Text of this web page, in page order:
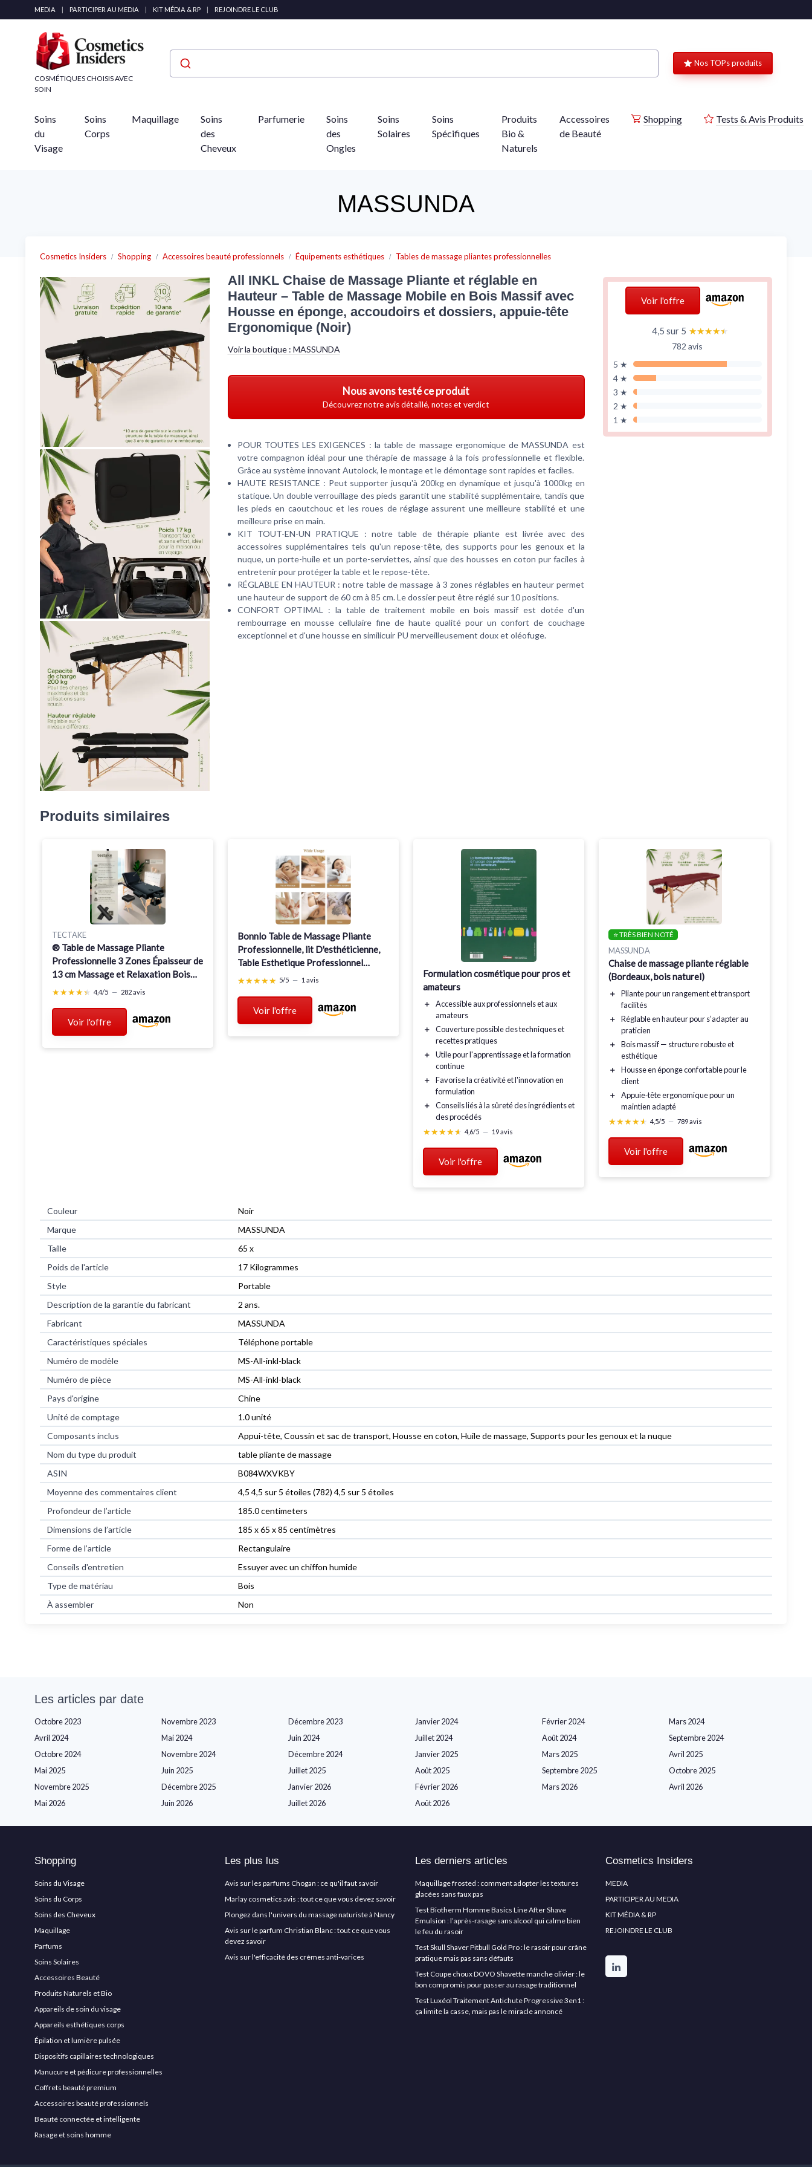
MEDIA | PARTICIPER AU MEDIA | KIT MÉDIA & RP | REJOINDRE LE CLUB
COSMÉTIQUES CHOISIS AVEC
SOIN
Nos TOPs produits
Soins
du
Visage
Soins
Corps
Maquillage
Soins
des
Cheveux
Parfumerie
Soins
des
Ongles
Soins
Solaires
Soins
Spécifiques
Produits
Bio &
Naturels
Accessoires
de Beauté
Shopping Tests & Avis Produits
MASSUNDA
Cosmetics Insiders Shopping Accessoires beauté professionnels Équipements esthétiques Tables de massage pliantes professionnelles
Voir l'offre
4,5 sur 5 ★★★★★
★★★★★
782 avis
5 ★
4 ★
3 ★
2 ★
1 ★
All INKL Chaise de Massage Pliante et réglable en
Hauteur – Table de Massage Mobile en Bois Massif avec
Housse en éponge, accoudoirs et dossiers, appuie-tête
Ergonomique (Noir)
Voir la boutique : MASSUNDA
Nous avons testé ce produit
Découvrez notre avis détaillé, notes et verdict
POUR TOUTES LES EXIGENCES : la table de massage ergonomique de MASSUNDA est
votre compagnon idéal pour une thérapie de massage à la fois professionnelle et flexible.
Grâce au système innovant Autolock, le montage et le démontage sont rapides et faciles.
HAUTE RESISTANCE : Peut supporter jusqu'à 200kg en dynamique et jusqu'à 1000kg en
statique. Un double verrouillage des pieds garantit une stabilité supplémentaire, tandis que
les pieds en caoutchouc et les roues de réglage assurent une meilleure stabilité et une
meilleure prise en main.
KIT TOUT-EN-UN PRATIQUE : notre table de thérapie pliante est livrée avec des
accessoires supplémentaires tels qu'un repose-tête, des supports pour les genoux et la
nuque, un porte-huile et un porte-serviettes, ainsi que des housses en coton pur faciles à
entretenir pour protéger la table et le repose-tête.
RÉGLABLE EN HAUTEUR : notre table de massage à 3 zones réglables en hauteur permet
une hauteur de support de 60 cm à 85 cm. Le dossier peut être réglé sur 10 positions.
CONFORT OPTIMAL : la table de traitement mobile en bois massif est dotée d'un
rembourrage en mousse cellulaire fine de haute qualité pour un confort de couchage
exceptionnel et d'une housse en similicuir PU merveilleusement doux et oléofuge.
Produits similaires
TECTAKE
® Table de Massage Pliante
Professionnelle 3 Zones Épaisseur de
13 cm Massage et Relaxation Bois
Table Esthetique Professionnel Lit de
- Noir Table avec rouleaux & tabouret
Noir
★★★★★
★★★★★ 4,4/5 — 282 avis
Voir l'offre
Bonnlo Table de Massage Pliante
Professionnelle, lit D'esthéticienne,
Table Esthetique Professionnel
Faciale Polyvalente pour équipement
(Blanc, Standard) Blanc Standard
★★★★★
★★★★★ 5/5 — 1 avis
Voir l'offre
Formulation cosmétique pour pros et
amateurs
＋ Accessible auxprofessionnelset aux
amateurs
＋
Couverture possible des techniques et
recettespratiques
＋
Utile pour l'apprentissageet la formation
continue
＋
Favorise lacréativitéet l'innovation en
formulation
＋
Conseils liés à la sûretédes ingrédients et
des procédés
★★★★★
★★★★★ 4,6/5 — 19 avis
Voir l'offre
⭐ TRÈS BIEN NOTÉ
MASSUNDA
Chaise de massage pliante réglable
(Bordeaux, bois naturel)
＋ Pliantepour un rangement et transport
facilités
＋
Réglable en hauteurpour s’adapter au
praticien
＋
Bois massif— structure robuste et
esthétique
＋
Housse en épongeconfortable pour le
client
＋
Appuie‑tête ergonomiquepour un
maintien adapté
★★★★★
★★★★★ 4,5/5 — 789 avis
Voir l'offre
Couleur
Noir
Marque
MASSUNDA
Taille
65 x
Poids de l'article
17 Kilogrammes
Style
Portable
Description de la garantie du fabricant
2 ans.
Fabricant
MASSUNDA
Caractéristiques spéciales
Téléphone portable
Numéro de modèle
MS-All-inkl-black
Numéro de pièce
MS-All-inkl-black
Pays d'origine
Chine
Unité de comptage
1.0 unité
Composants inclus
Appui-tête, Coussin et sac de transport, Housse en coton, Huile de massage, Supports pour les genoux et la nuque
Nom du type du produit
table pliante de massage
ASIN
B084WXVKBY
Moyenne des commentaires client
4,5 4,5 sur 5 étoiles (782) 4,5 sur 5 étoiles
Profondeur de l’article
185.0 centimeters
Dimensions de l’article
185 x 65 x 85 centimètres
Forme de l’article
Rectangulaire
Conseils d'entretien
Essuyer avec un chiffon humide
Type de matériau
Bois
À assembler
Non
Les articles par date
Octobre 2023 Novembre 2023 Décembre 2023 Janvier 2024 Février 2024
Mars 2024
Avril 2024
Mai 2024 Juin 2024 Juillet 2024 Août 2024
Septembre 2024
Octobre 2024
Novembre 2024 Décembre 2024 Janvier 2025 Mars 2025
Avril 2025
Mai 2025
Juin 2025 Juillet 2025 Août 2025 Septembre 2025
Octobre 2025
Novembre 2025
Décembre 2025 Janvier 2026 Février 2026 Mars 2026
Avril 2026
Mai 2026
Juin 2026 Juillet 2026 Août 2026
Shopping
Soins du Visage
Soins du Corps
Soins des Cheveux
Maquillage
Parfums
Soins Solaires
Accessoires Beauté
Produits Naturels et Bio
Appareils de soin du visage
Appareils esthétiques corps
Épilation et lumière pulsée
Dispositifs capillaires technologiques
Manucure et pédicure professionnelles
Coffrets beauté premium
Accessoires beauté professionnels
Beauté connectée et intelligente
Rasage et soins homme
Les plus lus
Avis sur les parfums Chogan : ce qu'il faut savoir
Marlay cosmetics avis : tout ce que vous devez savoir
Plongez dans l'univers du massage naturiste à Nancy
Avis sur le parfum Christian Blanc : tout ce que vous
devez savoir
Avis sur l'efficacité des crèmes anti-varices
Les derniers articles
Maquillage frosted : comment adopter les textures
glacées sans faux pas
Test Biotherm Homme Basics Line After Shave
Emulsion : l’après-rasage sans alcool qui calme bien
le feu du rasoir
Test Skull Shaver Pitbull Gold Pro : le rasoir pour crâne
pratique mais pas sans défauts
Test Coupe choux DOVO Shavette manche olivier : le
bon compromis pour passer au rasage traditionnel
Test Luxéol Traitement Antichute Progressive 3en1 :
ça limite la casse, mais pas le miracle annoncé
Cosmetics Insiders
MEDIA
PARTICIPER AU MEDIA
KIT MÉDIA & RP
REJOINDRE LE CLUB
Panneau de gestion des cookies